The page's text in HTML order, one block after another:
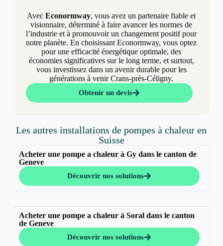
AvecEconormway, vous avez un partenaire fiable et
visionnaire, déterminé à faire avancer les normes de
l’industrie et à promouvoir un changement positif pour
notre planète. En choisissant Econormway, vous optez
pour une efficacité énergétique optimale, des
économies significatives sur le long terme, et surtout,
vous investissez dans un avenir durable pour les
générations à venir Crans-près-Céligny.
Obtenir un devis
Les autres installations de pompes à chaleur en
Suisse
Acheter une pompe a chaleur à Gy dans le canton de
Geneve
Découvrir nos solutions
Acheter une pompe a chaleur à Soral dans le canton
de Geneve
Découvrir nos solutions